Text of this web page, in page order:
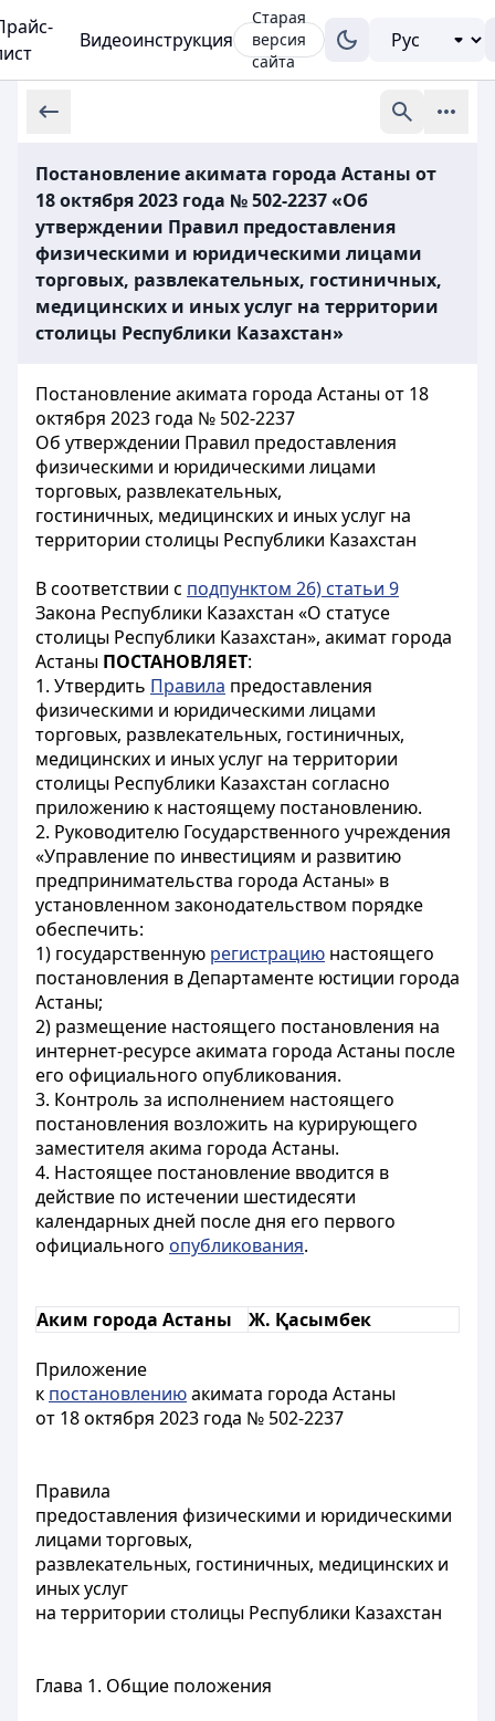
Видеоинструкция
Старая
версия
сайта
Постановление акимата города Астаны от
18 октября 2023 года № 502-2237 «Об
утверждении Правил предоставления
физическими и юридическими лицами
торговых, развлекательных, гостиничных,
медицинских и иных услуг на территории
столицы Республики Казахстан»
Постановление акимата города Астаны от 18
октября 2023 года № 502-2237
Об утверждении Правил предоставления
физическими и юридическими лицами
торговых, развлекательных,
гостиничных, медицинских и иных услуг на
территории столицы Республики Казахстан
В соответствии с подпунктом 26) статьи 9
Закона Республики Казахстан «О статусе
столицы Республики Казахстан», акимат города
Астаны ПОСТАНОВЛЯЕТ:
1. Утвердить Правила предоставления
физическими и юридическими лицами
торговых, развлекательных, гостиничных,
медицинских и иных услуг на территории
столицы Республики Казахстан согласно
приложению к настоящему постановлению.
2. Руководителю Государственного учреждения
«Управление по инвестициям и развитию
предпринимательства города Астаны» в
установленном законодательством порядке
обеспечить:
1) государственную регистрацию настоящего
постановления в Департаменте юстиции города
Астаны;
2) размещение настоящего постановления на
интернет-ресурсе акимата города Астаны после
его официального опубликования.
3. Контроль за исполнением настоящего
постановления возложить на курирующего
заместителя акима города Астаны.
4. Настоящее постановление вводится в
действие по истечении шестидесяти
календарных дней после дня его первого
официального опубликования.
Аким города Астаны Ж. Қасымбек
Приложение
к постановлениюакимата города Астаны
от 18 октября 2023 года № 502-2237
Правила
предоставления физическими и юридическими
лицами торговых,
развлекательных, гостиничных, медицинских и
иных услуг
на территории столицы Республики Казахстан
Глава 1. Общие положения